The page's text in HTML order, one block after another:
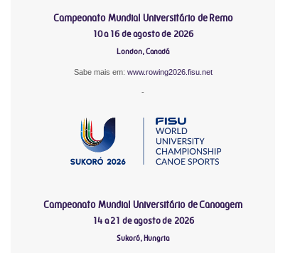
Campeonato Mundial Universitário de Remo
10 a 16 de agosto de 2026
London, Canadá
Sabe mais em: www.rowing2026.fisu.net
-
Campeonato Mundial Universitário de Canoagem
14 a 21 de agosto de 2026
Sukoró, Hungria